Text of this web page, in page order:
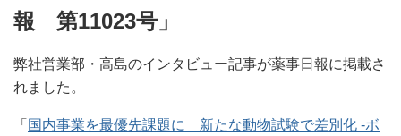
報 第11023号」
弊社営業部・高島のインタビュー記事が薬事日報に掲載さ
れました。
「 国内事業を最優先課題に 新たな動物試験で差別化 ‐ボ